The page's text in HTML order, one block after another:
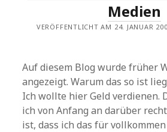
Medien
VERÖFFENTLICHT AM 24. JANUAR
Auf diesem Blog wurde früher
angezeigt. Warum das so ist
Ich wollte hier Geld verdienen.
ich von Anfang an darüber
ist, dass ich das für